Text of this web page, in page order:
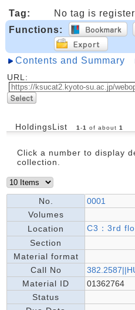
Tag:
No tag is
Functions:
Contents and Summary
URL:
HoldingsList 1 -1 of about 1
Click a number to display
collection.
No.
0001
Volumes
Location
C3：3rd
Section
Material format
Call No
Material ID
01362764
Status